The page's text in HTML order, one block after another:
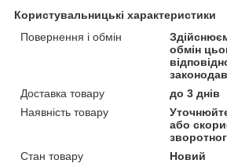
Користувальницькі характеристики
Повернення і обмін
обмін
Доставка товару
до 3 днів
Наявність товару
або
Стан товару
Новий